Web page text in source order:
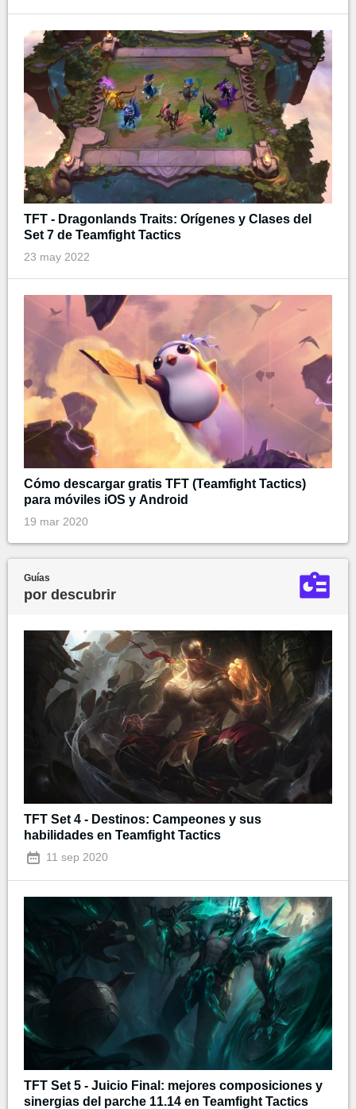
TFT - Dragonlands Traits: Orígenes y Clases del
Set 7 de Teamfight Tactics
23 may 2022
Cómo descargar gratis TFT (Teamfight Tactics)
para móviles iOS y Android
19 mar 2020
Guías
por descubrir
TFT Set 4 - Destinos: Campeones y sus
habilidades en Teamfight Tactics
11 sep 2020
TFT Set 5 - Juicio Final: mejores composiciones y
sinergias del parche 11.14 en Teamfight Tactics